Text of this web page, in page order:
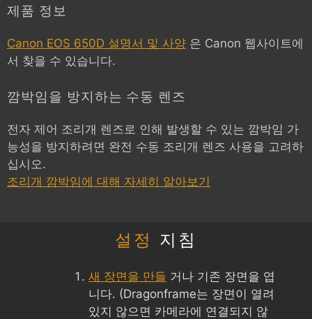
제품 정보
Canon EOS 650D 설명서 및 사양 은 Canon 웹사이트에
서 찾을 수 있습니다.
깜박임을 방지하는 수동 렌즈
전자 제어 조리개 렌즈로 인해 발생할 수 있는 깜박임 가
능성을 방지하려면 완전 수동 조리개 렌즈 사용을 고려하
십시오.
조리개 깜박임에 대해 자세히 알아보기
설정 지침
새 장면을 만들 거나 기존 장면을 엽
니다. (Dragonframe는 장면이 열려
있지 않으면 카메라에 연결되지 않